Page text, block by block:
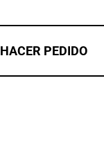
HACER PEDIDO